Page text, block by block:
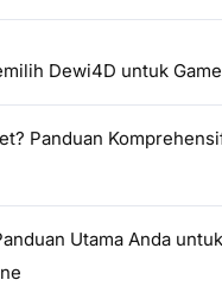
Dewi4D untuk
Panduan
Utama Anda